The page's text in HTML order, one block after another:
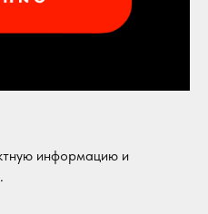
информацию и